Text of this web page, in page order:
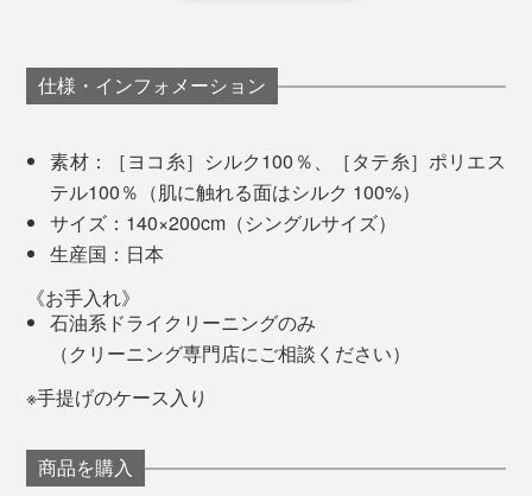
長く快適に使える贈り物として、両親の誕生日祝い、引
てもらえるはずです！
「温かさ」については、ウール100％のもの方が上のよ
『Silk Aura』＋羽毛布団で充分な温かさ。
春は上にかける布団を薄くして。夏も、エアコンをかけ
るなら『Silk Aura』1枚でちょうどいい。毛布は冬だけ
のものと思い込んでいましたが、『Silk Aura』は、もう
1枚の皮膚のような感覚で一年中使えます。
「将来寝たきりになったら、これを買おうかな」と思っ
たりもしましたが、やっぱり元の毛布には戻れない。
「365日このとろけるような贅沢感が味わえるのであれ
仕様・インフォメーション
素材：［ヨコ糸］シルク100％、［タテ糸］ポリエス
テル100％（肌に触れる面はシルク 100%）
サイズ：140×200cm（シングルサイズ）
生産国：日本
《お手入れ》
石油系ドライクリーニングのみ
（クリーニング専門店にご相談ください）
※手提げのケース入り
商品を購入